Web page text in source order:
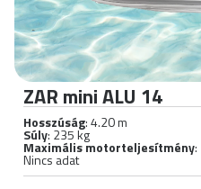
ZAR mini ALU 14
Hosszúság: 4.20 m
Súly: 235 kg
Maximális motorteljesítmény:
Nincs adat